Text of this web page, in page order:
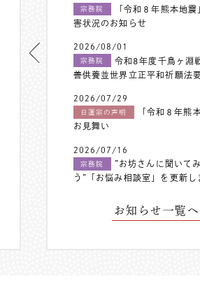
宗務院
「令和８年熊本地
害状況のお知らせ
2026/08/01
宗務院
令和8年度千鳥ヶ淵
善供養並世界立正平和祈願法
2026/07/29
日蓮宗の声明
「令和８年熊
お見舞い
2026/07/16
宗務院
”お坊さんに聞いて
う”「お悩み相談室」を更新し
お知らせ一覧へ